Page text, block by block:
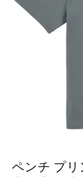
ペンチ プ